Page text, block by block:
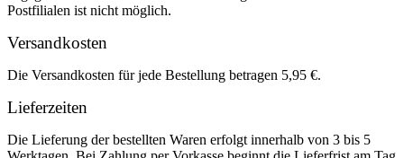
Postfilialen ist nicht möglich.
Versandkosten
Die Versandkosten für jede Bestellung betragen 5,95 €.
Lieferzeiten
Die Lieferung der bestellten Waren erfolgt innerhalb von 3 bis 5